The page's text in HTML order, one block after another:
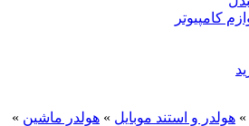
کامپیوتر
» هولدر و استند موبایل » هولدر ماشین »